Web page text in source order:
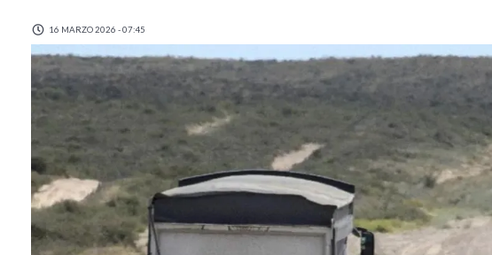
16 MARZO 2026 - 07:45